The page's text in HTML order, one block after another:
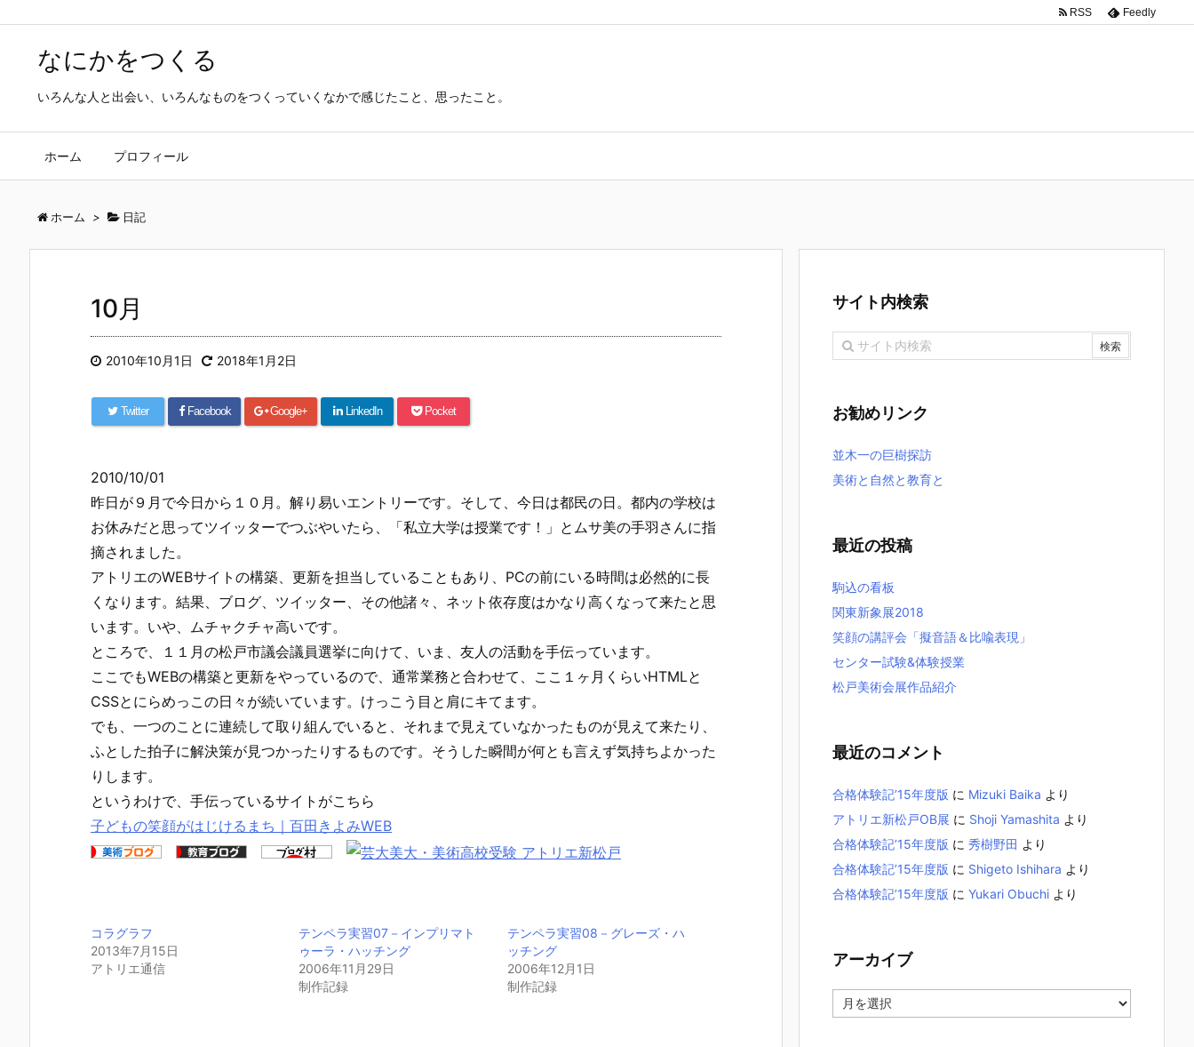
なにかをつくる
いろんな人と出会い、いろんなものをつくっていくなかで感じたこと、思ったこと。
ホーム プロフィール
RSS Feedly
ホーム > 日記
10月
2010年10月1日 2018年1月2日
Twitter Facebook Google+ LinkedIn Pocket
2010/10/01
昨日が９月で今日から１０月。解り易いエントリーです。そして、今日は都民の日。都内の学校は
お休みだと思ってツイッターでつぶやいたら、「私立大学は授業です！」とムサ美の手羽さんに指
摘されました。
アトリエのWEBサイトの構築、更新を担当していることもあり、PCの前にいる時間は必然的に長
くなります。結果、ブログ、ツイッター、その他諸々、ネット依存度はかなり高くなって来たと思
います。いや、ムチャクチャ高いです。
ところで、１１月の松戸市議会議員選挙に向けて、いま、友人の活動を手伝っています。
ここでもWEBの構築と更新をやっているので、通常業務と合わせて、ここ１ヶ月くらいHTMLと
CSSとにらめっこの日々が続いています。けっこう目と肩にキてます。
でも、一つのことに連続して取り組んでいると、それまで見えていなかったものが見えて来たり、
ふとした拍子に解決策が見つかったりするものです。そうした瞬間が何とも言えず気持ちよかった
りします。
というわけで、手伝っているサイトがこちら
子どもの笑顔がはじけるまち｜百田きよみWEB
コラグラフ
2013年7月15日
アトリエ通信
テンペラ実習07－インプリマト
ゥーラ・ハッチング
2006年11月29日
制作記録
テンペラ実習08－グレーズ・ハ
ッチング
2006年12月1日
制作記録
サイト内検索
お勧めリンク
並木一の巨樹探訪
美術と自然と教育と
最近の投稿
駒込の看板
関東新象展2018
笑顔の講評会「擬音語＆比喩表現」
センター試験&体験授業
松戸美術会展作品紹介
最近のコメント
合格体験記’15年度版 に Mizuki Baika より
アトリエ新松戸OB展 に Shoji Yamashita より
合格体験記’15年度版 に 秀樹野田 より
合格体験記’15年度版 に Shigeto Ishihara より
合格体験記’15年度版 に Yukari Obuchi より
アーカイブ
ー